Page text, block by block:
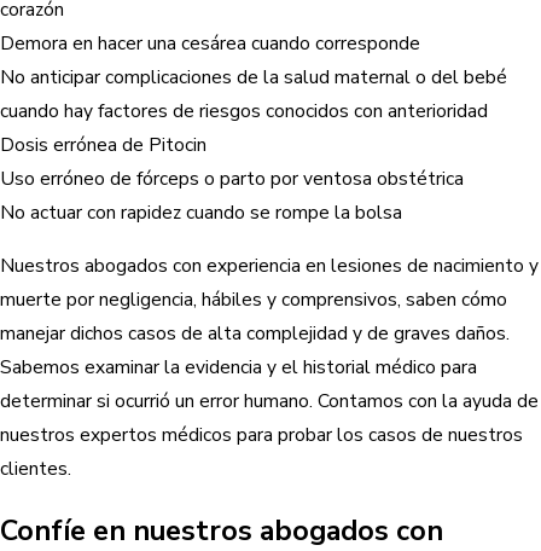
corazón
Demora en hacer una cesárea cuando corresponde
No anticipar complicaciones de la salud maternal o del bebé
cuando hay factores de riesgos conocidos con anterioridad
Dosis errónea de Pitocin
Uso erróneo de fórceps o parto por ventosa obstétrica
No actuar con rapidez cuando se rompe la bolsa
Nuestros abogados con experiencia en lesiones de nacimiento y
muerte por negligencia, hábiles y comprensivos, saben cómo
manejar dichos casos de alta complejidad y de graves daños.
Sabemos examinar la evidencia y el historial médico para
determinar si ocurrió un error humano. Contamos con la ayuda de
nuestros expertos médicos para probar los casos de nuestros
clientes.
Confíe en nuestros abogados con